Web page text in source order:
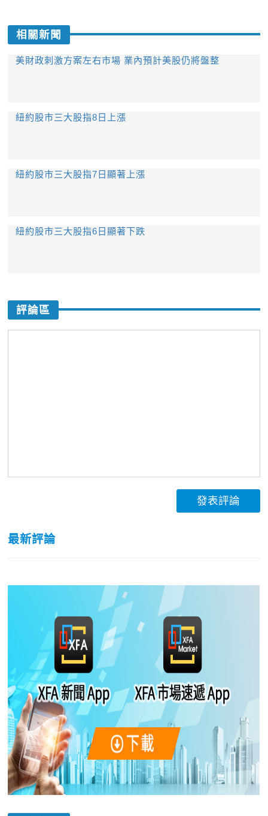
相關新聞
美財政刺激方案左右市場 業內預計美股仍將盤整
紐約股市三大股指8日上漲
紐約股市三大股指7日顯著上漲
紐約股市三大股指6日顯著下跌
評論區
發表評論
最新評論